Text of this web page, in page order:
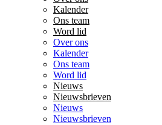
Kalender
Ons team
Word lid
Over ons
Kalender
Ons team
Word lid
Nieuws
Nieuwsbrieven
Nieuws
Nieuwsbrieven